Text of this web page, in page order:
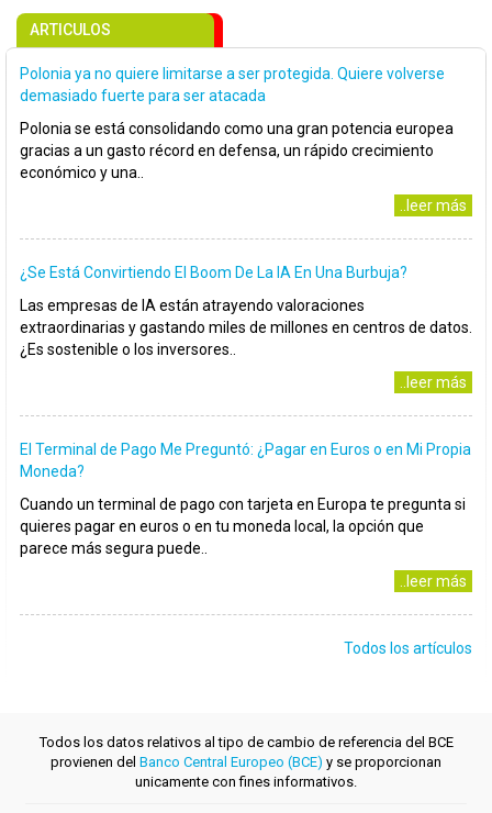
ARTICULOS
Polonia ya no quiere limitarse a ser protegida. Quiere volverse
demasiado fuerte para ser atacada
Polonia se está consolidando como una gran potencia europea
gracias a un gasto récord en defensa, un rápido crecimiento
económico y una..
..leer más
¿Se Está Convirtiendo El Boom De La IA En Una Burbuja?
Las empresas de IA están atrayendo valoraciones
extraordinarias y gastando miles de millones en centros de datos.
¿Es sostenible o los inversores..
..leer más
El Terminal de Pago Me Preguntó: ¿Pagar en Euros o en Mi Propia
Moneda?
Cuando un terminal de pago con tarjeta en Europa te pregunta si
quieres pagar en euros o en tu moneda local, la opción que
parece más segura puede..
..leer más
Todos los artículos
Todos los datos relativos al tipo de cambio de referencia del BCE
provienen del Banco Central Europeo (BCE) y se proporcionan
unicamente con fines informativos.